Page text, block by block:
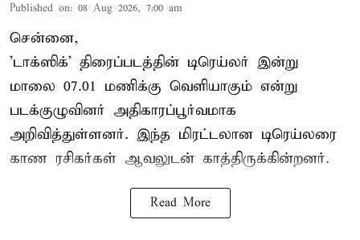
Published on: 08 Aug 2026, 7:00 am
சென்னை,
'டாக்ஸிக்' திரைப்படத்தின் டிரெய்லர் இன்று
மாலை 07.01 மணிக்கு வெளியாகும் என்று
படக்குழுவினர் அதிகாரப்பூர்வமாக
அறிவித்துள்ளனர். இந்த மிரட்டலான டிரெய்லரை
காண ரசிகர்கள் ஆவலுடன் காத்திருக்கின்றனர்.
Read More